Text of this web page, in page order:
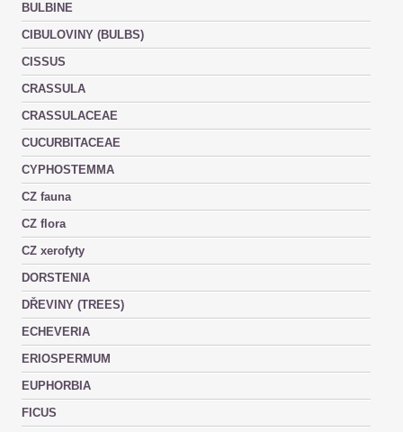
BULBINE
CIBULOVINY (BULBS)
CISSUS
CRASSULA
CRASSULACEAE
CUCURBITACEAE
CYPHOSTEMMA
CZ fauna
CZ flora
CZ xerofyty
DORSTENIA
DŘEVINY (TREES)
ECHEVERIA
ERIOSPERMUM
EUPHORBIA
FICUS